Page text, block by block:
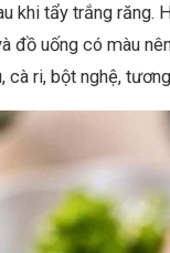
khi tẩy trắng răng.
đồ uống có màu
cà ri, bột nghệ,